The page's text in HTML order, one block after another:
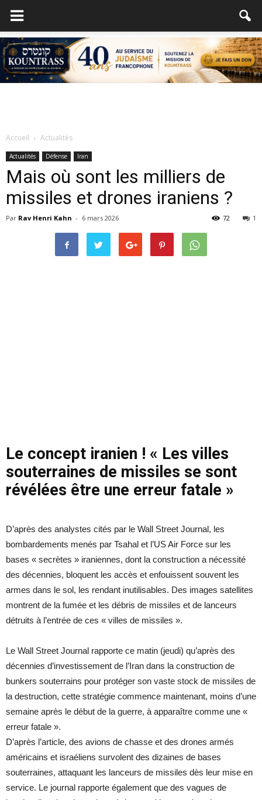
Accueil Actualités
Actualités Défense Iran
Mais où sont les milliers de
missiles et drones iraniens ?
Par Rav Henri Kahn - 6 mars 2026 1
72
Le concept iranien ! « Les villes
souterraines de missiles se sont
révélées être une erreur fatale »
D’après des analystes cités par le Wall Street Journal, les
bombardements menés par Tsahal et l’US Air Force sur les
bases « secrètes » iraniennes, dont la construction a nécessité
des décennies, bloquent les accès et enfouissent souvent les
armes dans le sol, les rendant inutilisables. Des images satellites
montrent de la fumée et les débris de missiles et de lanceurs
détruits à l’entrée de ces « villes de missiles ».
Le Wall Street Journal rapporte ce matin (jeudi) qu’après des
décennies d’investissement de l’Iran dans la construction de
bunkers souterrains pour protéger son vaste stock de missiles de
la destruction, cette stratégie commence maintenant, moins d’une
semaine après le début de la guerre, à apparaître comme une «
erreur fatale ».
D’après l’article, des avions de chasse et des drones armés
américains et israéliens survolent des dizaines de bases
souterraines, attaquant les lanceurs de missiles dès leur mise en
service. Le journal rapporte également que des vagues de